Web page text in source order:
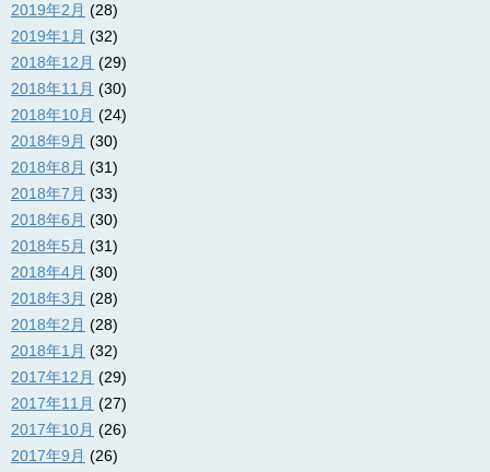
2019年2月 (28)
2019年1月 (32)
2018年12月 (29)
2018年11月 (30)
2018年10月 (24)
2018年9月 (30)
2018年8月 (31)
2018年7月 (33)
2018年6月 (30)
2018年5月 (31)
2018年4月 (30)
2018年3月 (28)
2018年2月 (28)
2018年1月 (32)
2017年12月 (29)
2017年11月 (27)
2017年10月 (26)
2017年9月 (26)